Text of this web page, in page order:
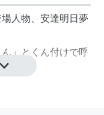
人物、安達明日夢
」とくん付けで呼